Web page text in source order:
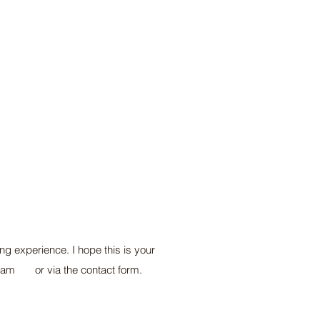
experience. I hope this is your
or via the contact form.